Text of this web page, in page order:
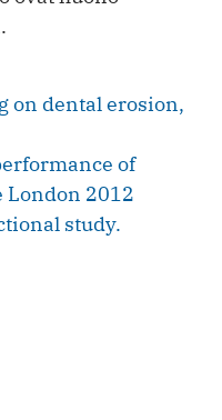
on dental erosion,
of
2012
study.